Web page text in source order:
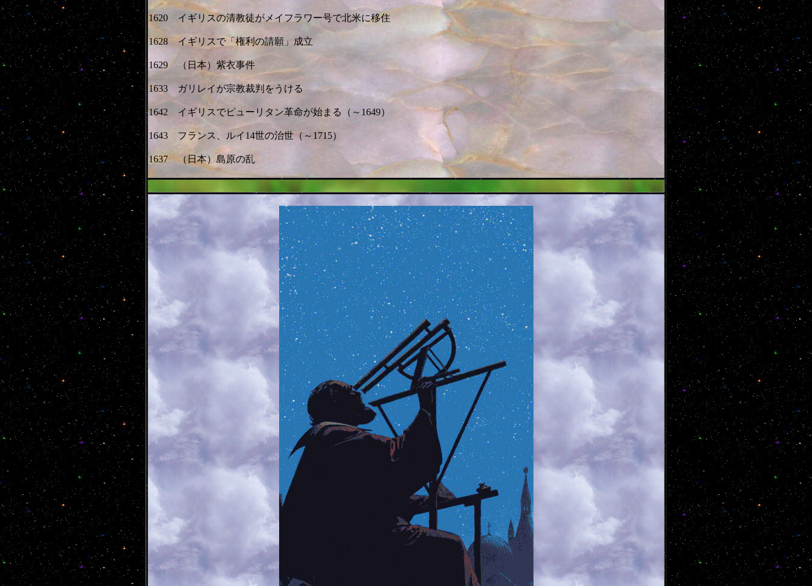
1620 イギリスの清教徒がメイフラワー号で北米に移住
1628 イギリスで「権利の請願」成立
1629 （日本）紫衣事件
1633 ガリレイが宗教裁判をうける
1642 イギリスでピューリタン革命が始まる（～1649）
1643 フランス、ルイ14世の治世（～1715）
1637 （日本）島原の乱